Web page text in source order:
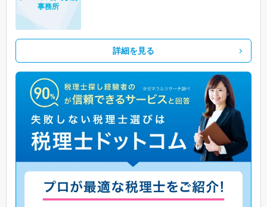
事務所
詳細を見る